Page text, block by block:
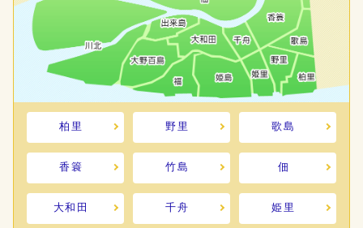
柏里 野里 歌島
香簑 竹島 佃
大和田 千舟 姫里